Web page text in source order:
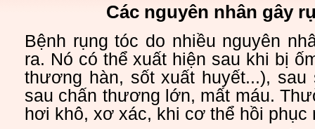
Các nguyên nhân gây
Bệnh rụng tóc do nhiều nguyên
ra. Nó có thể xuất hiện sau khi bị
thương hàn, sốt xuất huyết...), sau
sau chấn thương lớn, mất máu.
hơi khô, xơ xác, khi cơ thể hồi phục